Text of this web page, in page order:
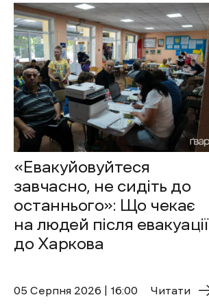
«Евакуйовуйтеся
завчасно, не сидіть до
останнього»: Що чекає
на людей після евакуації
до Харкова
05 Cерпня 2026 | 16:00 Читати